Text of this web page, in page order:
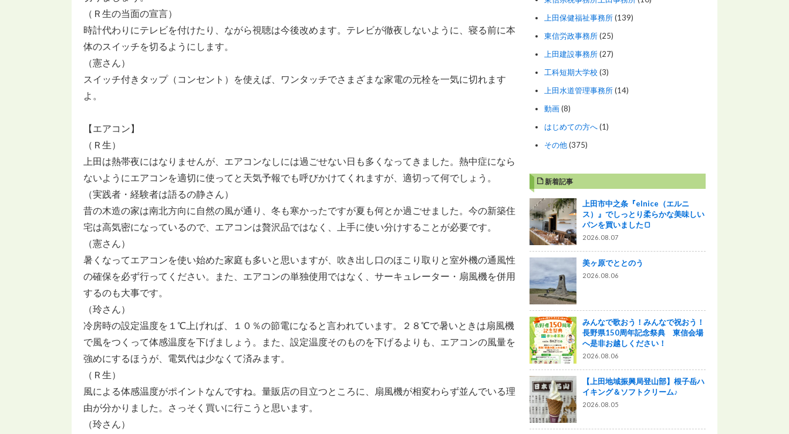
（Ｒ生の当面の宣言）
時計代わりにテレビを付けたり、ながら視聴は今後改めます。テレビが徹夜しないように、寝る前に本
体のスイッチを切るようにします。
（憲さん）
スイッチ付きタップ（コンセント）を使えば、ワンタッチでさまざまな家電の元栓を一気に切れます
よ。
【エアコン】
（Ｒ生）
上田は熱帯夜にはなりませんが、エアコンなしには過ごせない日も多くなってきました。熱中症になら
ないようにエアコンを適切に使ってと天気予報でも呼びかけてくれますが、適切って何でしょう。
（実践者・経験者は語るの静さん）
昔の木造の家は南北方向に自然の風が通り、冬も寒かったですが夏も何とか過ごせました。今の新築住
宅は高気密になっているので、エアコンは贅沢品ではなく、上手に使い分けすることが必要です。
（憲さん）
暑くなってエアコンを使い始めた家庭も多いと思いますが、吹き出し口のほこり取りと室外機の通風性
の確保を必ず行ってください。また、エアコンの単独使用ではなく、サーキュレーター・扇風機を併用
するのも大事です。
（玲さん）
冷房時の設定温度を１℃上げれば、１０％の節電になると言われています。２８℃で暑いときは扇風機
で風をつくって体感温度を下げましょう。また、設定温度そのものを下げるよりも、エアコンの風量を
強めにするほうが、電気代は少なくて済みます。
（Ｒ生）
風による体感温度がポイントなんですね。量販店の目立つところに、扇風機が相変わらず並んでいる理
由が分かりました。さっそく買いに行こうと思います。
（玲さん）
上田保健福祉事務所(139)
東信労政事務所(25)
上田建設事務所(27)
工科短期大学校 (3)
上田水道管理事務所(14)
動画(8)
はじめての方へ(1)
その他(375)
新着記事
上田市中之条『elnice（エルニ
ス）』でしっとり柔らかな美味しい
パンを買いました🍞
2026.08.07
美ヶ原でととのう
2026.08.06
みんなで歌おう！みんなで祝おう！
長野県150周年記念祭典 東信会場
へ是非お越しください！
2026.08.06
【上田地域振興局登山部】根子岳ハ
イキング＆ソフトクリーム♪
2026.08.05